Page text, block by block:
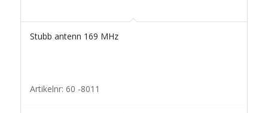
Stubb antenn 169 MHz
Artikelnr: 60 -8011